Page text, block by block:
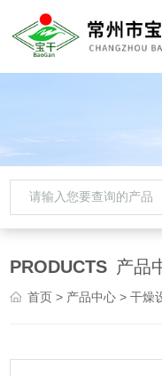
PRODUCTS 产品
首页 > 产品中心 >干燥